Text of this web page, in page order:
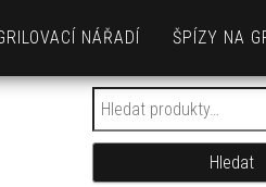
NÁŘADÍ ŠPÍZY NA
Hledat:
Hledat